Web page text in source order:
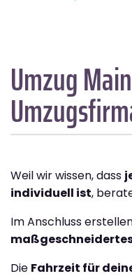
Umzug
Weil wir wissen, dass
individuell ist,
Im Anschluss
Die Fahrzeit für